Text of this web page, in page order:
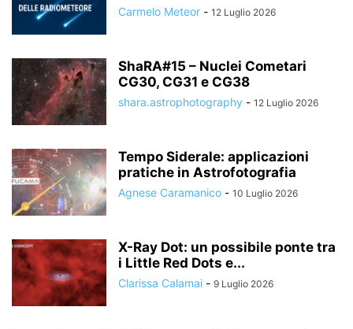
Carmelo Meteor - 12 Luglio 2026
ShaRA#15 – Nuclei Cometari
CG30, CG31 e CG38
shara.astrophotography - 12 Luglio 2026
Tempo Siderale: applicazioni
pratiche in Astrofotografia
Agnese Caramanico - 10 Luglio 2026
X-Ray Dot: un possibile ponte tra
i Little Red Dots e...
Clarissa Calamai - 9 Luglio 2026